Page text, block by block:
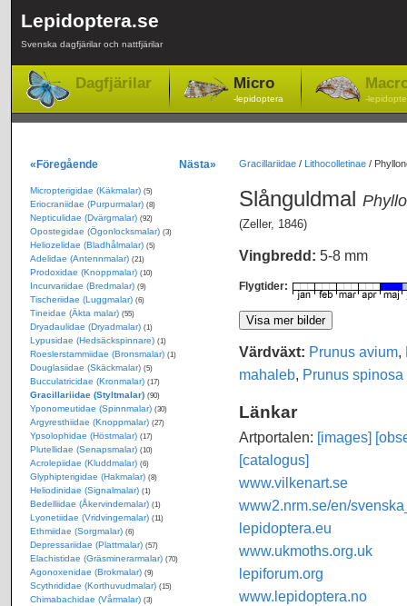
Lepidoptera.se
Svenska dagfjärilar och nattfjärilar
Dagfjärilar Micro
-lepidoptera -
Gracillariidae/ Lithocolletinae/
Slånguldmal
(Zeller, 1846)
Vingbredd: 5-8 mm
Flygtider:
Värdväxt: Prunus avium,
mahaleb, Prunus spinosa
Länkar
Artportalen: [images]
[catalogus]
www.vilkenart.se
www2.nrm.se/en/
lepidoptera.eu
www.ukmoths.org.uk
lepiforum.org
www.lepidoptera.no
«Föregående Nästa»
Micropterigidae (Käkmalar) (5)
Eriocraniidae (Purpurmalar) (8)
Nepticulidae (Dvärgmalar) (92)
Opostegidae (Ögonlocksmalar) (3)
Heliozelidae (Bladhålmalar) (5)
Adelidae (Antennmalar) (21)
Prodoxidae (Knoppmalar) (10)
Incurvariidae (Bredmalar) (9)
Tischeriidae (Luggmalar) (6)
Tineidae (Äkta malar) (55)
Dryadaulidae (Dryadmalar) (1)
Lypusidae (Hedsäckspinnare) (1)
Roeslerstammiidae (Bronsmalar) (1)
Douglasiidae (Skäckmalar) (5)
Bucculatricidae (Kronmalar) (17)
Gracillariidae (Styltmalar) (90)
Yponomeutidae (Spinnmalar) (30)
Argyresthiidae (Knoppmalar) (27)
Ypsolophidae (Höstmalar) (17)
Plutellidae (Senapsmalar) (10)
Acrolepiidae (Kluddmalar) (6)
Glyphipterigidae (Hakmalar) (8)
Heliodinidae (Signalmalar) (1)
Bedelliidae (Åkervindemalar) (1)
Lyonetiidae (Vridvingemalar) (11)
Ethmiidae (Sorgmalar) (6)
Depressariidae (Plattmalar) (57)
Elachistidae (Gräsminerarmalar) (70)
Agonoxenidae (Brokmalar) (9)
Scythrididae (Korthuvudmalar) (15)
Chimabachidae (Vårmalar) (3)